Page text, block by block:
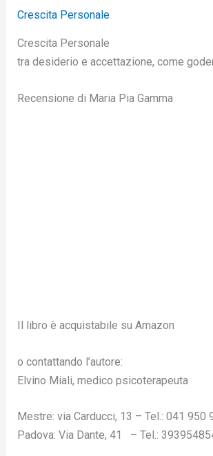
Crescita Personale
Crescita Personale
tra desiderio e accettazione, come
Recensione di Maria Pia Gamma
Il libro è acquistabile su Amazon
o contattando l’autore:
Elvino Miali, medico psicoterapeuta
Mestre: via Carducci, 13 – Tel.: 041 950
Padova: Via Dante, 41 – Tel.: